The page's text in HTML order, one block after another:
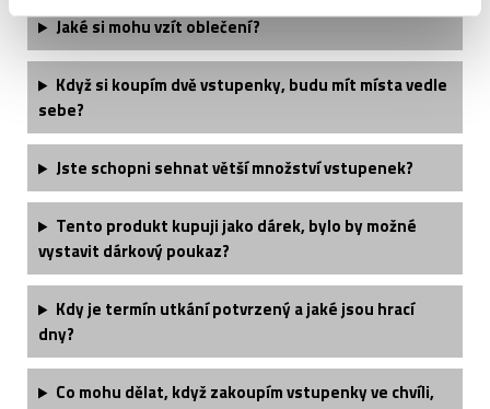
Jaké si mohu vzít oblečení?
Když si koupím dvě vstupenky, budu mít místa vedle
sebe?
Jste schopni sehnat větší množství vstupenek?
Tento produkt kupuji jako dárek, bylo by možné
vystavit dárkový poukaz?
Kdy je termín utkání potvrzený a jaké jsou hrací
dny?
Co mohu dělat, když zakoupím vstupenky ve chvíli,